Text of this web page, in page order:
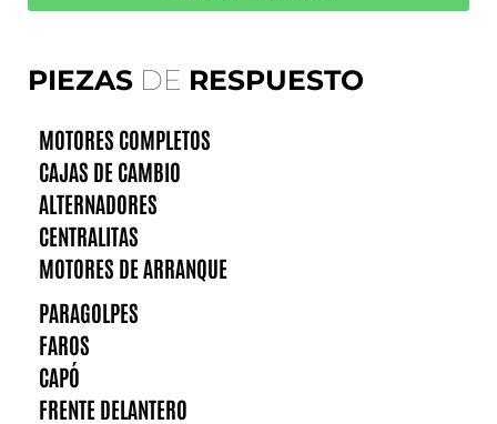
PIEZAS DE RESPUESTO
MOTORES COMPLETOS
CAJAS DE CAMBIO
ALTERNADORES
CENTRALITAS
MOTORES DE ARRANQUE
PARAGOLPES
FAROS
CAPÓ
FRENTE DELANTERO